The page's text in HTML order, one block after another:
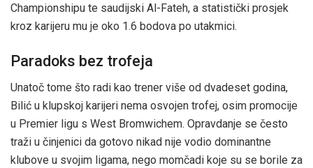
Championshipu te saudijski Al-Fateh, a statistički prosjek
kroz karijeru mu je oko 1.6 bodova po utakmici.
Paradoks bez trofeja
Unatoč tome što radi kao trener više od dvadeset godina,
Bilić u klupskoj karijeri nema osvojen trofej, osim promocije
u Premier ligu s West Bromwichem. Opravdanje se često
traži u činjenici da gotovo nikad nije vodio dominantne
klubove u svojim ligama, nego momčadi koje su se borile za